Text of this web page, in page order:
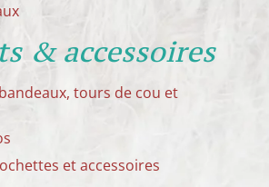
& accessoires
tours de cou et
et accessoires